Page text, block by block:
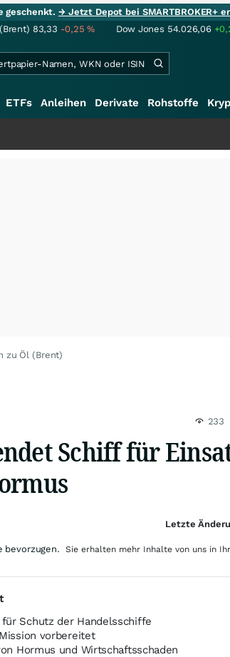
geschenkt.→ Jetzt Depot bei SMARTBROKER+
83,33 -0,25% Dow Jones 54.026,06
ETFs Anleihen Derivate Rohstoffe
zu Öl (Brent)
233
Schiff für
Schutz der Handelsschiffe
vorbereitet
Hormus und Wirtschaftsschaden
Letzte
bevorzugen. Sie erhalten mehr Inhalte von uns in